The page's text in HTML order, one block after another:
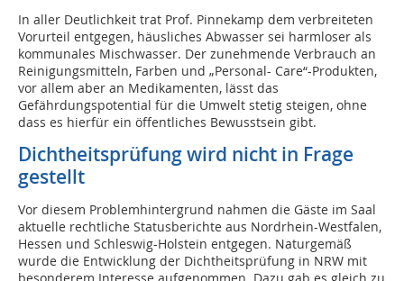
In aller Deutlichkeit trat Prof. Pinnekamp dem verbreiteten
Vorurteil entgegen, häusliches Abwasser sei harmloser als
kommunales Mischwasser. Der zunehmende Verbrauch an
Reinigungsmitteln, Farben und „Personal- Care“-Produkten,
vor allem aber an Medikamenten, lässt das
Gefährdungspotential für die Umwelt stetig steigen, ohne
dass es hierfür ein öffentliches Bewusstsein gibt.
Dichtheitsprüfung wird nicht in Frage
gestellt
Vor diesem Problemhintergrund nahmen die Gäste im Saal
aktuelle rechtliche Statusberichte aus Nordrhein-Westfalen,
Hessen und Schleswig-Holstein entgegen. Naturgemäß
wurde die Entwicklung der Dichtheitsprüfung in NRW mit